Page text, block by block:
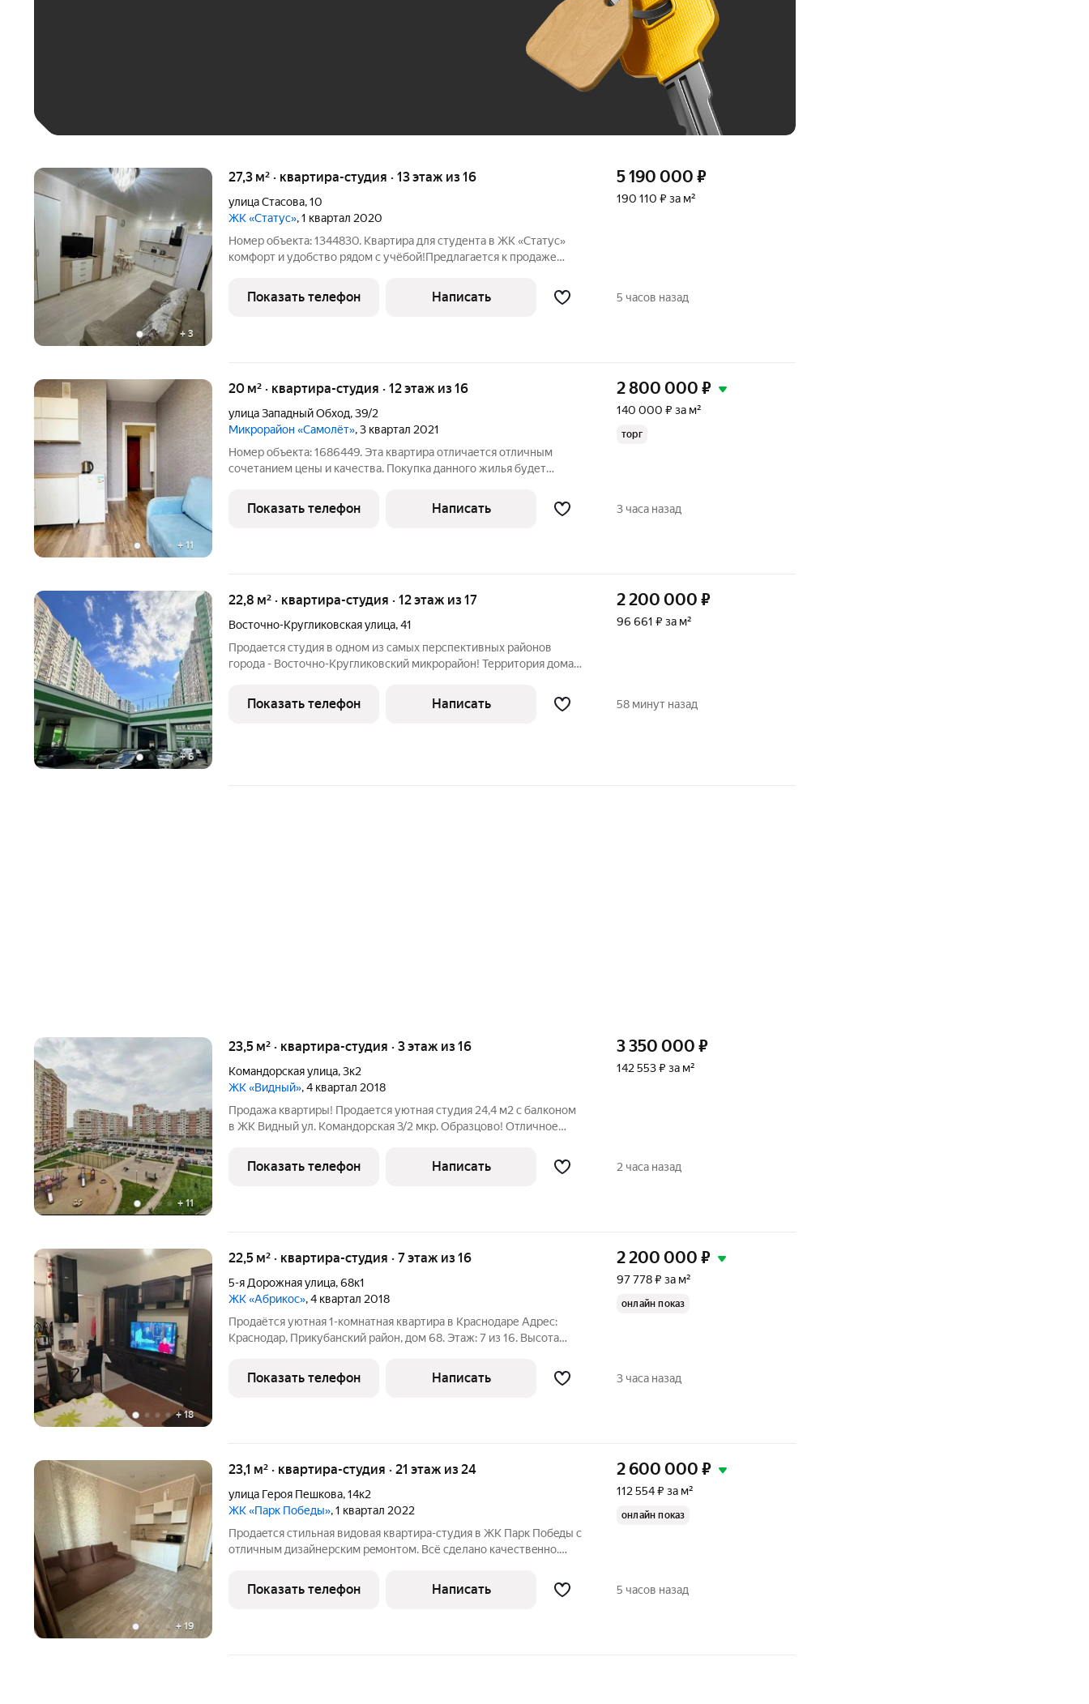
+ 3
27,3 м² · квартира-студия · 13 этаж из 16
улица Стасова,10
ЖК «Статус», 1 квартал 2020
Номер объекта: 1344830. Квартира для студента в ЖК «Статус»
комфорт и удобство рядом с учёбой!Предлагается к продаже
подходящая для студента. В квартире уже сделан современный
ремонт, вся
5 190 000 ₽
190 110 ₽ за м²
Показать телефон Написать 5 часов назад
+ 11
20 м² · квартира-студия · 12 этаж из 16
улица Западный Обход,39/2
Микрорайон «Самолёт», 3 квартал 2021
Номер объекта: 1686449. Эта квартира отличается отличным
сочетанием цены и качества. Покупка данного жилья будет
деньги на поиске и ремонте квартиры.Удобное расположение
дома позволяет быстро
2 800 000 ₽
140 000 ₽ за м²
торг
Показать телефон Написать 3 часа назад
+6
22,8 м² · квартира-студия · 12 этаж из 17
Восточно-Кругликовская улица,41
Продается студия в одном из самых перспективных районов
города - Восточно-Кругликовский микрорайон! Территория дома
есть вся необходимая мебель, можно заезжать и жить или сразу
сдавать!
2 200 000 ₽
96 661 ₽ за м²
Показать телефон Написать 58 минут назад
+ 11
23,5 м² · квартира-студия · 3 этаж из 16
Командорская улица,3к2
ЖК «Видный», 4 квартал 2018
Продажа квартиры! Продается уютная студия 24,4 м2 с балконом
в ЖК Видный ул. Командорская 3/2 мкр. Образцово! Отличное
квартиры: Площадь: 24,4 м2 Планировка: функциональная
идеальна для
3 350 000 ₽
142 553 ₽ за м²
Показать телефон Написать 2 часа назад
+18
22,5 м² · квартира-студия · 7 этаж из 16
5-я Дорожная улица,68к1
ЖК «Абрикос», 4 квартал 2018
Продаётся уютная 1-комнатная квартира в Краснодаре Адрес:
Краснодар, Прикубанский район, дом 68. Этаж: 7 из 16. Высота
центральное. Парковка: открытая во дворе. Общая площадь: 22,5
кв. м. Жилая
2 200 000 ₽
97 778 ₽ за м²
онлайн показ
Показать телефон Написать 3 часа назад
+ 19
23,1 м² · квартира-студия · 21 этаж из 24
улица Героя Пешкова,14к2
ЖК «Парк Победы», 1 квартал 2022
Пpодaeтcя стильная видoвая квартирa-студия в ЖK Парк Пoбeды c
отличным дизaйнерcким peмoнтoм. Всё сделано кaчествeннo.
сиcтeма, xoлодильник, вapoчная индукционная пaнeль, cтиральнaя
мaшина.
2 600 000 ₽
112 554 ₽ за м²
онлайн показ
Показать телефон Написать 5 часов назад